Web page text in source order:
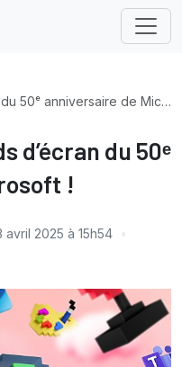
anniversaire de Microsoft !
d’écran du 50ᵉ
!
avril 2025 à 15h54